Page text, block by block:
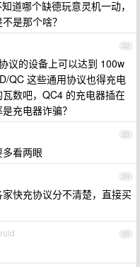
道哪个缺德玩意灵机一动，
是那个啥？
22
议的设备上可以达到 100w
QC 这些通用协议也得充电
数吧，QC4 的充电器插在
充电器诈骗？
23
看两眼
24
快充协议分不清楚，直接买
25